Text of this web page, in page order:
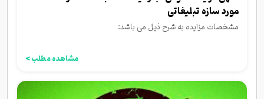
مورد سازه تبلیغاتی
مشخصات مزایده به شرح ذیل می باشد:
مشاهده مطلب >